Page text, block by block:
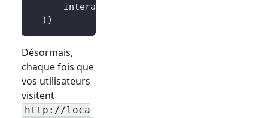
      interactionMode
) )
Désormais,
chaque fois que
vos utilisateurs
visitent
http://loca